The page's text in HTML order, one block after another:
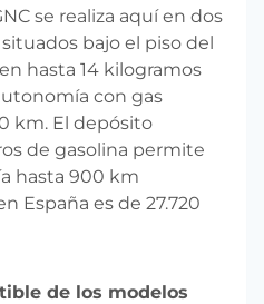
se realiza aquí en dos
bajo el piso del
hasta 14 kilogramos
con gas
km. El depósito
de gasolina permite
hasta 900 km
España es de 27.720
de los modelos